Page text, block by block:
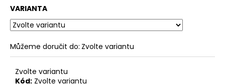
VARIANTA
Můžeme doručit do: Zvolte variantu
Zvolte variantu
Kód: Zvolte variantu
m
e